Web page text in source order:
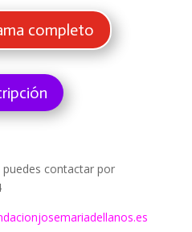
completo
contactar por